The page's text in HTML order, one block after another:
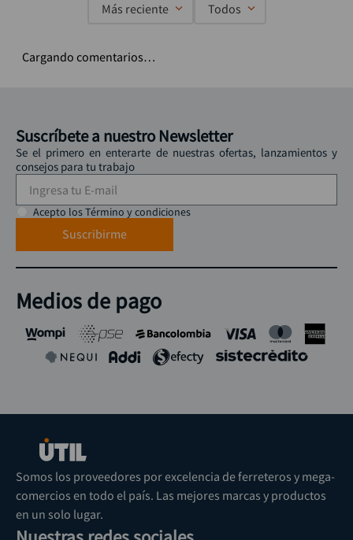
Más reciente Todos
Cargando comentarios…
Suscríbete a nuestro Newsletter
Se el primero en enterarte de nuestras ofertas, lanzamientos y
consejos para tu trabajo
Acepto los Término y condiciones
Suscribirme
Medios de pago
Somos los proveedores por excelencia de ferreteros y mega-
comercios en todo el país. Las mejores marcas y productos
en un solo lugar.